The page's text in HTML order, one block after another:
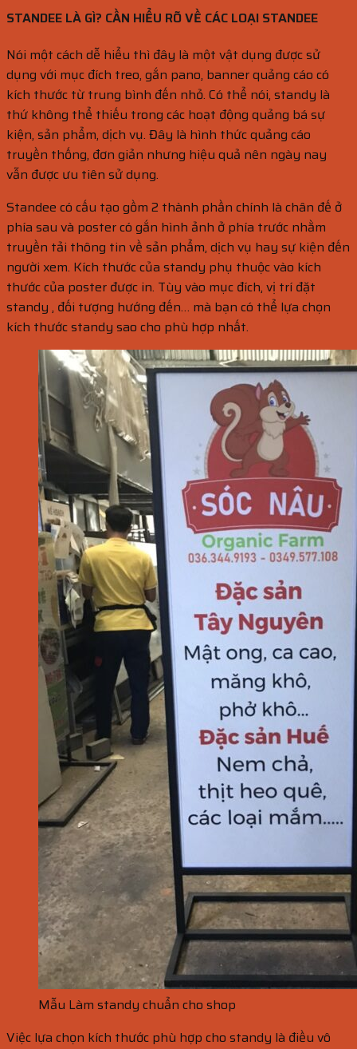
STANDEE LÀ GÌ? CẦN HIỂU RÕ VỀ CÁC LOẠI STANDEE
Nói một cách dễ hiểu thì đây là một vật dụng được sử
dụng với mục đích treo, gắn pano, banner quảng cáo có
kích thước từ trung bình đến nhỏ. Có thể nói, standy là
thứ không thể thiếu trong các hoạt động quảng bá sự
kiện, sản phẩm, dịch vụ. Đây là hình thức quảng cáo
truyền thống, đơn giản nhưng hiệu quả nên ngày nay
vẫn được ưu tiên sử dụng.
Standee có cấu tạo gồm 2 thành phần chính là chân đế ở
phía sau và poster có gắn hình ảnh ở phía trước nhằm
truyền tải thông tin về sản phẩm, dịch vụ hay sự kiện đến
người xem. Kích thước của standy phụ thuộc vào kích
thước của poster được in. Tùy vào mục đích, vị trí đặt
standy , đối tượng hướng đến… mà bạn có thể lựa chọn
kích thước standy sao cho phù hợp nhất.
Mẫu Làm standy chuẩn cho shop
Việc lựa chọn kích thước phù hợp cho standy là điều vô